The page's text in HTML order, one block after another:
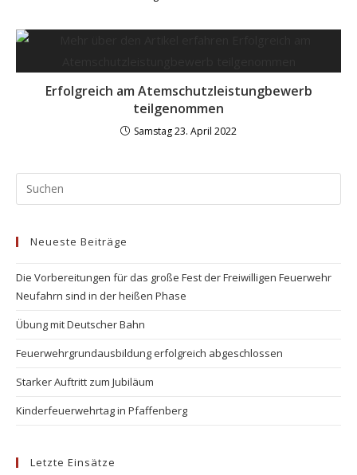
Erfolgreich am Atemschutzleistungbewerb
teilgenommen
Samstag 23. April 2022
Neueste Beiträge
Die Vorbereitungen für das große Fest der Freiwilligen Feuerwehr
Neufahrn sind in der heißen Phase
Übung mit Deutscher Bahn
Feuerwehrgrundausbildung erfolgreich abgeschlossen
Starker Auftritt zum Jubiläum
Kinderfeuerwehrtag in Pfaffenberg
Letzte Einsätze